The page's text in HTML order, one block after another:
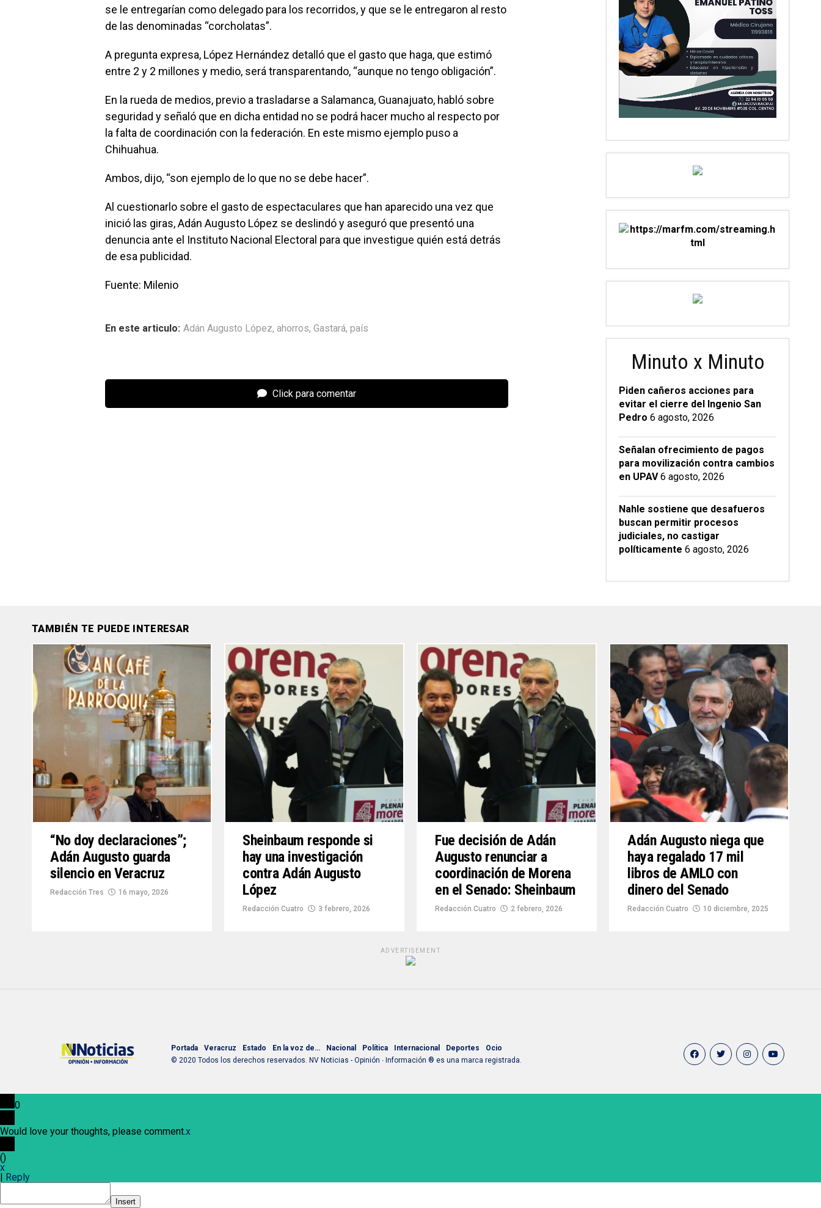
se le entregarían como delegado para los recorridos, y que se le entregaron al resto
de las denominadas “corcholatas”.
A pregunta expresa, López Hernández detalló que el gasto que haga, que estimó
entre 2 y 2 millones y medio, será transparentando, “aunque no tengo obligación”.
En la rueda de medios, previo a trasladarse a Salamanca, Guanajuato, habló sobre
seguridad y señaló que en dicha entidad no se podrá hacer mucho al respecto por
la falta de coordinación con la federación. En este mismo ejemplo puso a
Chihuahua.
Ambos, dijo, “son ejemplo de lo que no se debe hacer”.
Al cuestionarlo sobre el gasto de espectaculares que han aparecido una vez que
inició las giras, Adán Augusto López se deslindó y aseguró que presentó una
denuncia ante el Instituto Nacional Electoral para que investigue quién está detrás
de esa publicidad.
Fuente: Milenio
En este articulo: Adán Augusto López, ahorros, Gastará, país
Click para comentar
Minuto x Minuto
Piden cañeros acciones para
evitar el cierre del Ingenio San
Pedro 6 agosto, 2026
Señalan ofrecimiento de pagos
para movilización contra cambios
en UPAV 6 agosto, 2026
Nahle sostiene que desafueros
buscan permitir procesos
judiciales, no castigar
políticamente 6 agosto, 2026
TAMBIÉN TE PUEDE INTERESAR
“No doy declaraciones”;
Adán Augusto guarda
silencio en Veracruz
Redacción Tres 16 mayo, 2026
Sheinbaum responde si
hay una investigación
contra Adán Augusto
López
Redacción Cuatro 3 febrero, 2026
Fue decisión de Adán
Augusto renunciar a
coordinación de Morena
en el Senado: Sheinbaum
Redacción Cuatro 2 febrero, 2026
Adán Augusto niega que
haya regalado 17 mil
libros de AMLO con
dinero del Senado
Redacción Cuatro 10 diciembre, 2025
ADVERTISEMENT
Portada Veracruz Estado En la voz de… Nacional Política Internacional Deportes
Ocio
© 2020 Todos los derechos reservados. NV Noticias - Opinión ∙ Información ® es una marca registrada.
0
Would love your thoughts, please comment.x
()
x
| Reply
Insert